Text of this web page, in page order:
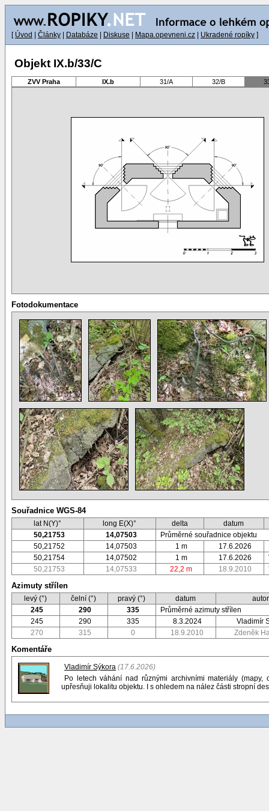
[ Úvod Články Databáze Diskuse Mapa.opevneni.cz Ukradené ropíky ]
Objekt IX.b/33/C
ZVV Praha IX.b 31/A 32/B
Fotodokumentace
Souřadnice WGS-84
lat N(Y)° long E(X)° delta
datum
50,21753
14,07503
Průměrné souřadnice objektu
50,21752
14,07503 1 m 17.6.2026
50,21754
14,07502 1 m 17.6.2026
50,21753
14,07533 22,2 m 18.9.2010
Azimuty střílen
levý (°) čelní (°) pravý (°) datum
autor
245
290 335
Průměrné azimuty střílen
245
290 335 8.3.2024
Vladimír
270
315 0 18.9.2010 Zdeněk
Komentáře
Vladimír Sýkora (17.6.2026)
Po letech váhání nad různými archivními materiály
upřesňuji lokalitu objektu. I s ohledem na nález části stropní